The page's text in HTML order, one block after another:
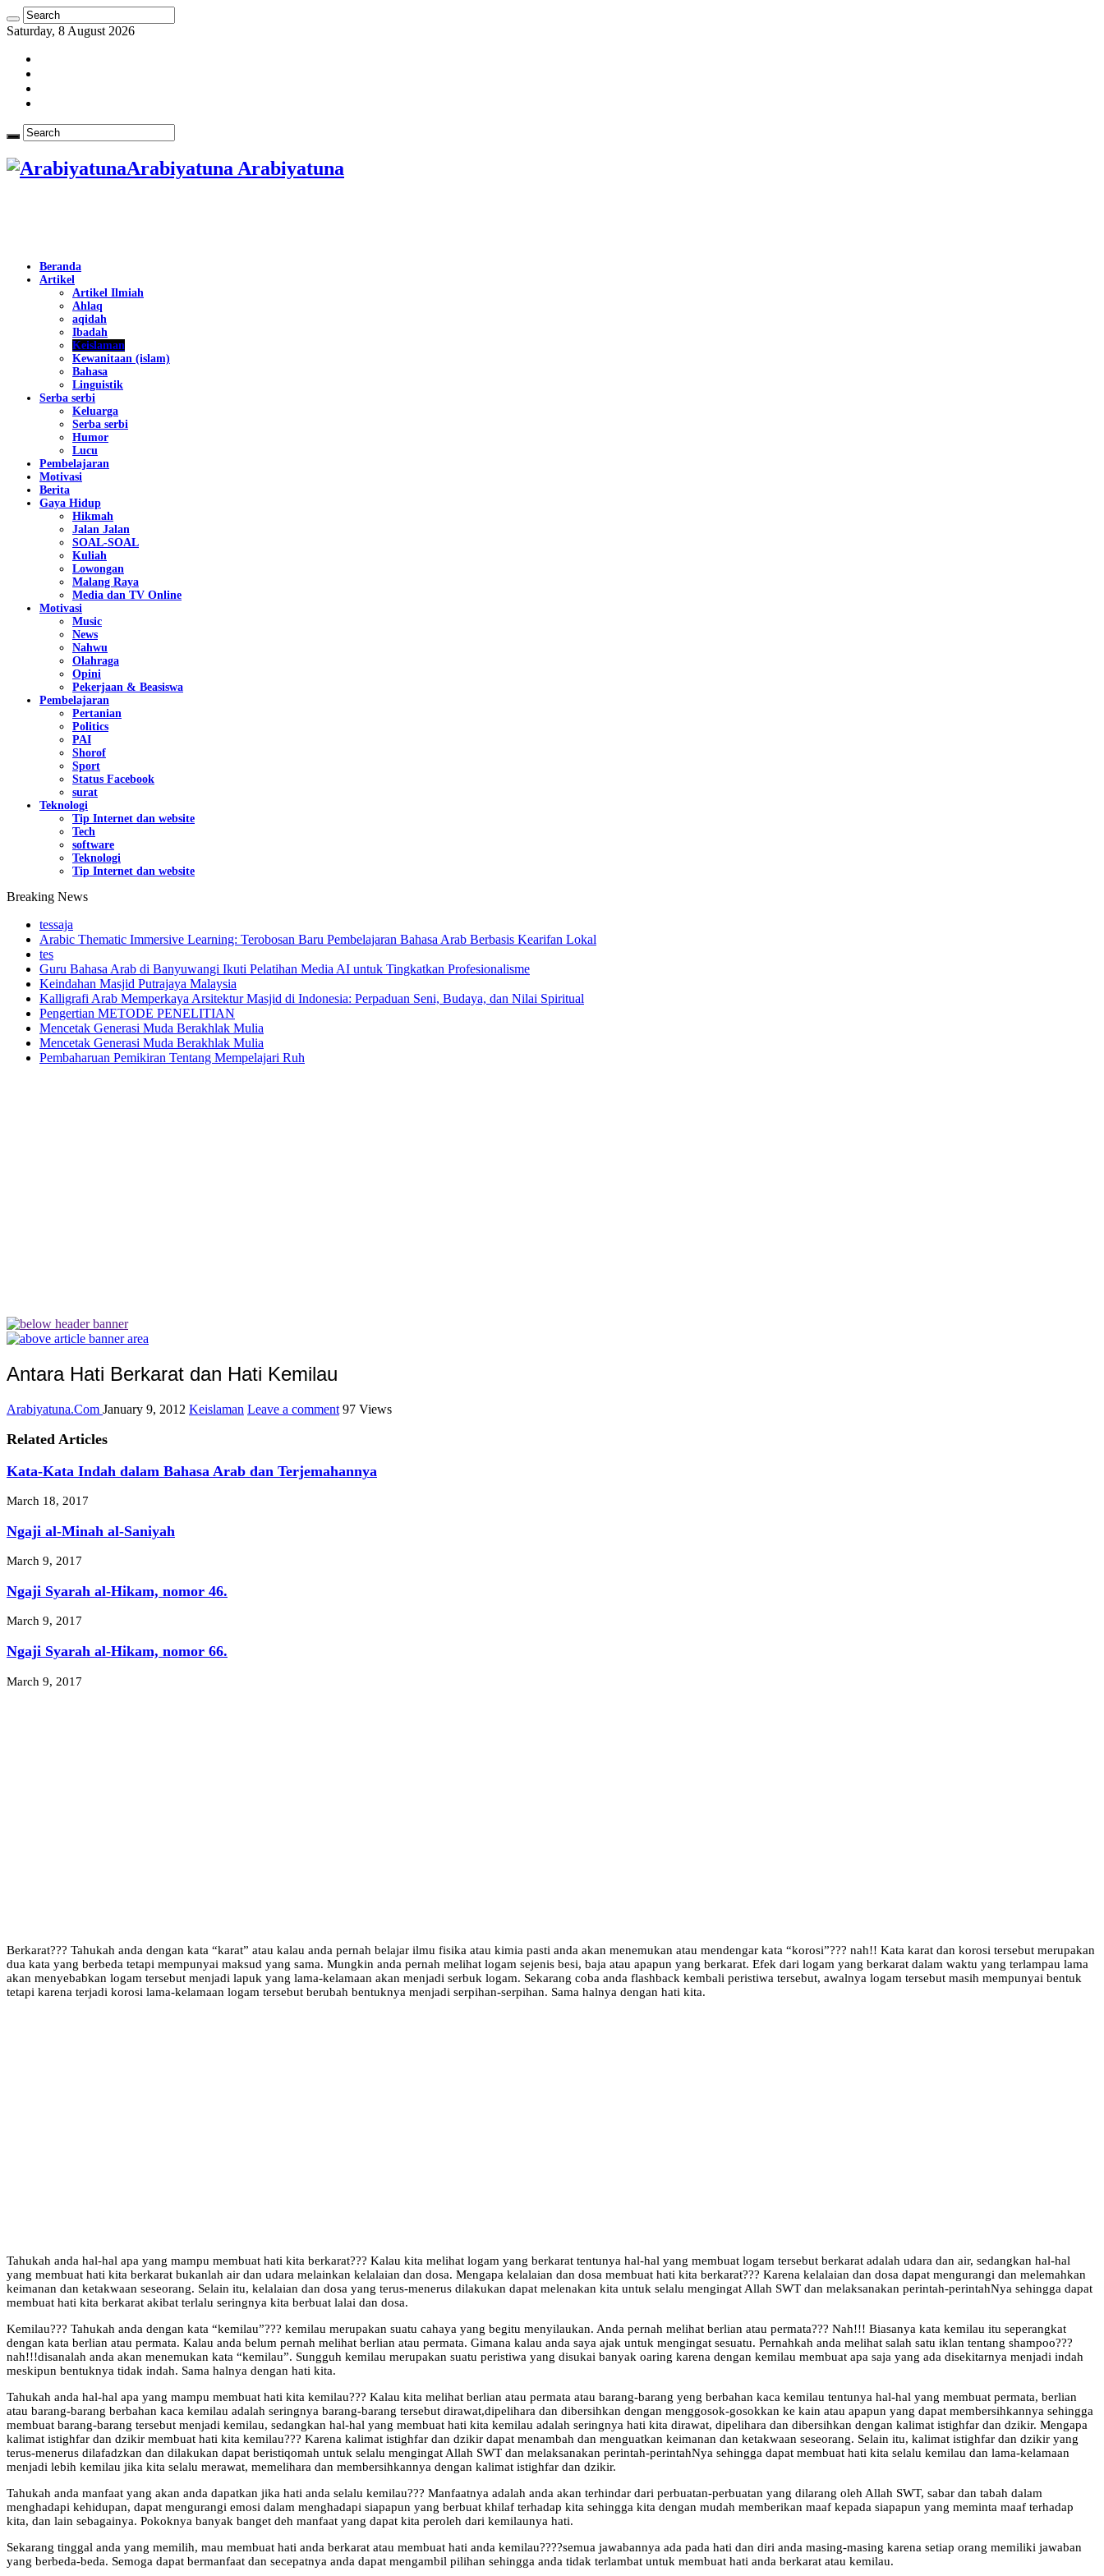
Saturday, 8 August 2026
Arabiyatuna Arabiyatuna
Beranda
Artikel
Artikel Ilmiah
Ahlaq
aqidah
Ibadah
Keislaman
Kewanitaan (islam)
Bahasa
Linguistik
Serba serbi
Keluarga
Serba serbi
Humor
Lucu
Pembelajaran
Motivasi
Berita
Gaya Hidup
Hikmah
Jalan Jalan
SOAL-SOAL
Kuliah
Lowongan
Malang Raya
Media dan TV Online
Motivasi
Music
News
Nahwu
Olahraga
Opini
Pekerjaan & Beasiswa
Pembelajaran
Pertanian
Politics
PAI
Shorof
Sport
Status Facebook
surat
Teknologi
Tip Internet dan website
Tech
software
Teknologi
Tip Internet dan website
Breaking News
tessaja
Arabic Thematic Immersive Learning: Terobosan Baru Pembelajaran Bahasa Arab Berbasis Kearifan Lokal
tes
Guru Bahasa Arab di Banyuwangi Ikuti Pelatihan Media AI untuk Tingkatkan Profesionalisme
Keindahan Masjid Putrajaya Malaysia
Kalligrafi Arab Memperkaya Arsitektur Masjid di Indonesia: Perpaduan Seni, Budaya, dan Nilai Spiritual
Pengertian METODE PENELITIAN
Mencetak Generasi Muda Berakhlak Mulia
Mencetak Generasi Muda Berakhlak Mulia
Pembaharuan Pemikiran Tentang Mempelajari Ruh
Antara Hati Berkarat dan Hati Kemilau
Arabiyatuna.Com January 9, 2012 Keislaman Leave a comment 97 Views
Related Articles
Kata-Kata Indah dalam Bahasa Arab dan Terjemahannya
March 18, 2017
Ngaji al-Minah al-Saniyah
March 9, 2017
Ngaji Syarah al-Hikam, nomor 46.
March 9, 2017
Ngaji Syarah al-Hikam, nomor 66.
March 9, 2017
Berkarat??? Tahukah anda dengan kata “karat” atau kalau anda pernah belajar ilmu fisika atau kimia pasti anda akan menemukan atau mendengar kata “korosi”??? nah!! Kata karat dan korosi tersebut merupakan
dua kata yang berbeda tetapi mempunyai maksud yang sama. Mungkin anda pernah melihat logam sejenis besi, baja atau apapun yang berkarat. Efek dari logam yang berkarat dalam waktu yang terlampau lama
akan menyebabkan logam tersebut menjadi lapuk yang lama-kelamaan akan menjadi serbuk logam. Sekarang coba anda flashback kembali peristiwa tersebut, awalnya logam tersebut masih mempunyai bentuk
tetapi karena terjadi korosi lama-kelamaan logam tersebut berubah bentuknya menjadi serpihan-serpihan. Sama halnya dengan hati kita.
Tahukah anda hal-hal apa yang mampu membuat hati kita berkarat??? Kalau kita melihat logam yang berkarat tentunya hal-hal yang membuat logam tersebut berkarat adalah udara dan air, sedangkan hal-hal
yang membuat hati kita berkarat bukanlah air dan udara melainkan kelalaian dan dosa. Mengapa kelalaian dan dosa membuat hati kita berkarat??? Karena kelalaian dan dosa dapat mengurangi dan melemahkan
keimanan dan ketakwaan seseorang. Selain itu, kelalaian dan dosa yang terus-menerus dilakukan dapat melenakan kita untuk selalu mengingat Allah SWT dan melaksanakan perintah-perintahNya sehingga dapat
membuat hati kita berkarat akibat terlalu seringnya kita berbuat lalai dan dosa.
Kemilau??? Tahukah anda dengan kata “kemilau”??? kemilau merupakan suatu cahaya yang begitu menyilaukan. Anda pernah melihat berlian atau permata??? Nah!!! Biasanya kata kemilau itu seperangkat
dengan kata berlian atau permata. Kalau anda belum pernah melihat berlian atau permata. Gimana kalau anda saya ajak untuk mengingat sesuatu. Pernahkah anda melihat salah satu iklan tentang shampoo???
nah!!!disanalah anda akan menemukan kata “kemilau”. Sungguh kemilau merupakan suatu peristiwa yang disukai banyak oaring karena dengan kemilau membuat apa saja yang ada disekitarnya menjadi indah
meskipun bentuknya tidak indah. Sama halnya dengan hati kita.
Tahukah anda hal-hal apa yang mampu membuat hati kita kemilau??? Kalau kita melihat berlian atau permata atau barang-barang yeng berbahan kaca kemilau tentunya hal-hal yang membuat permata, berlian
atau barang-barang berbahan kaca kemilau adalah seringnya barang-barang tersebut dirawat,dipelihara dan dibersihkan dengan menggosok-gosokkan ke kain atau apapun yang dapat membersihkannya sehingga
membuat barang-barang tersebut menjadi kemilau, sedangkan hal-hal yang membuat hati kita kemilau adalah seringnya hati kita dirawat, dipelihara dan dibersihkan dengan kalimat istighfar dan dzikir. Mengapa
kalimat istighfar dan dzikir membuat hati kita kemilau??? Karena kalimat istighfar dan dzikir dapat menambah dan menguatkan keimanan dan ketakwaan seseorang. Selain itu, kalimat istighfar dan dzikir yang
terus-menerus dilafadzkan dan dilakukan dapat beristiqomah untuk selalu mengingat Allah SWT dan melaksanakan perintah-perintahNya sehingga dapat membuat hati kita selalu kemilau dan lama-kelamaan
menjadi lebih kemilau jika kita selalu merawat, memelihara dan membersihkannya dengan kalimat istighfar dan dzikir.
Tahukah anda manfaat yang akan anda dapatkan jika hati anda selalu kemilau??? Manfaatnya adalah anda akan terhindar dari perbuatan-perbuatan yang dilarang oleh Allah SWT, sabar dan tabah dalam
menghadapi kehidupan, dapat mengurangi emosi dalam menghadapi siapapun yang berbuat khilaf terhadap kita sehingga kita dengan mudah memberikan maaf kepada siapapun yang meminta maaf terhadap
kita, dan lain sebagainya. Pokoknya banyak banget deh manfaat yang dapat kita peroleh dari kemilaunya hati.
Sekarang tinggal anda yang memilih, mau membuat hati anda berkarat atau membuat hati anda kemilau????semua jawabannya ada pada hati dan diri anda masing-masing karena setiap orang memiliki jawaban
yang berbeda-beda. Semoga dapat bermanfaat dan secepatnya anda dapat mengambil pilihan sehingga anda tidak terlambat untuk membuat hati anda berkarat atau kemilau.